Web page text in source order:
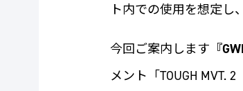
ト内での使用を想定し
今回ご案内します 『
メント「TOUGH MVT.